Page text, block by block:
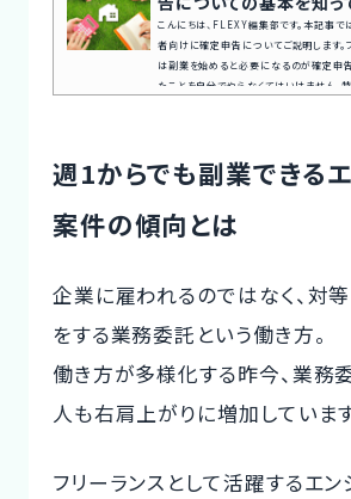
こんにちは、FLEXY編集部です。本記事で
者向けに確定申告についてご説明します。
は副業を始めると必要になるのが確定申告
たことを自分でやらなくてはいけません。
問を解消していきましょう。案件探しの悩
週1からでも副業できる
案件の傾向とは
企業に雇われるのではなく、対
をする業務委託という働き方。
働き方が多様化する昨今、業務
人も右肩上がりに増加しています
フリーランスとして活躍するエ